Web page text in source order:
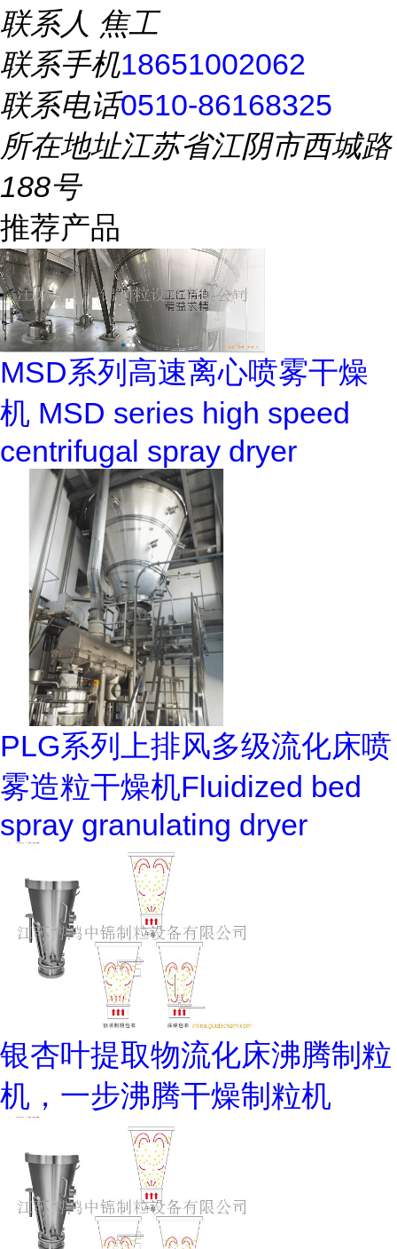
联系人 焦工
联系手机18651002062
联系电话0510-86168325
所在地址江苏省江阴市西城路
188号
推荐产品
MSD系列高速离心喷雾干燥
机 MSD series high speed
centrifugal spray dryer
PLG系列上排风多级流化床喷
雾造粒干燥机Fluidized bed
spray granulating dryer
银杏叶提取物流化床沸腾制粒
机，一步沸腾干燥制粒机